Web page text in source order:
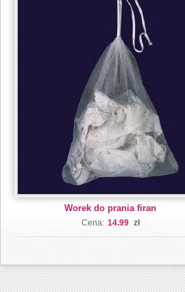
Worek do prania firan
Cena: 14.99 zł